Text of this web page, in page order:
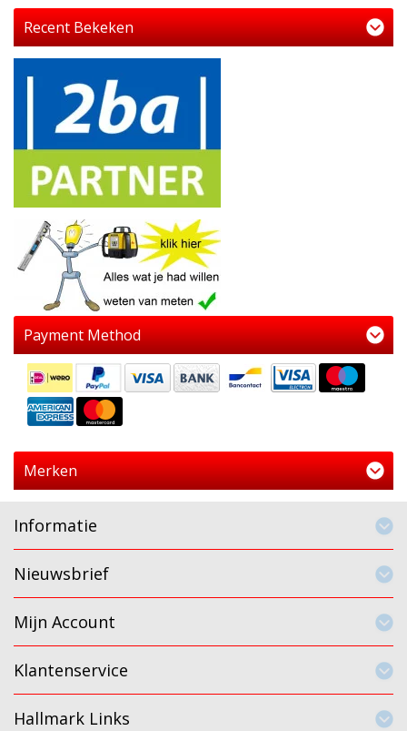
Recent Bekeken
Payment Method
Merken
Informatie
Nieuwsbrief
Mijn Account
Klantenservice
Hallmark Links